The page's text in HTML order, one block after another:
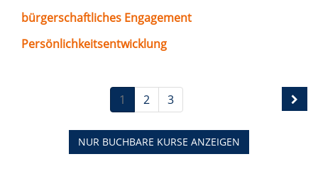
bürgerschaftliches Engagement
Persönlichkeitsentwicklung
1 2 3
NUR BUCHBARE KURSE ANZEIGEN